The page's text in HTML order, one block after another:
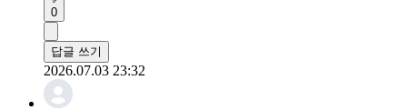
0
답글 쓰기
2026.07.03 23:32